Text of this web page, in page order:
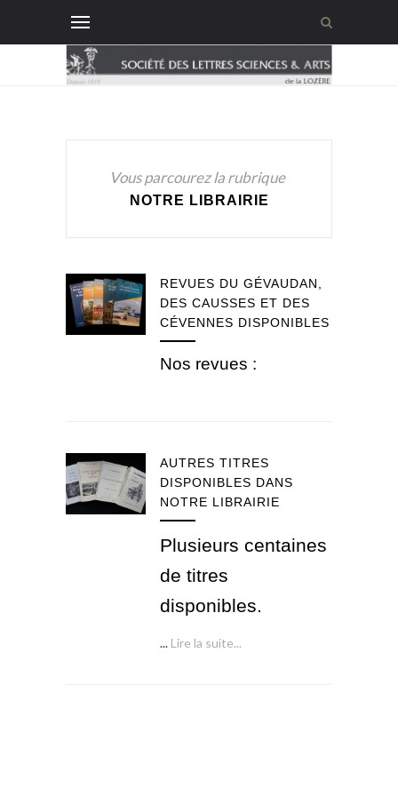
Vous parcourez la rubrique
NOTRE LIBRAIRIE
REVUES DU GÉVAUDAN,
DES CAUSSES ET DES
CÉVENNES DISPONIBLES
Nos revues :
AUTRES TITRES
DISPONIBLES DANS
NOTRE LIBRAIRIE
Plusieurs centaines
de titres
disponibles.
... Lire la suite...